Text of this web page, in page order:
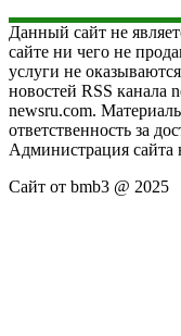
Данный сайт не
сайте ни чего не
услуги не
новостей RSS канала
newsru.com.
ответственность за
Администрация сайта
Сайт от bmb3 @ 2025